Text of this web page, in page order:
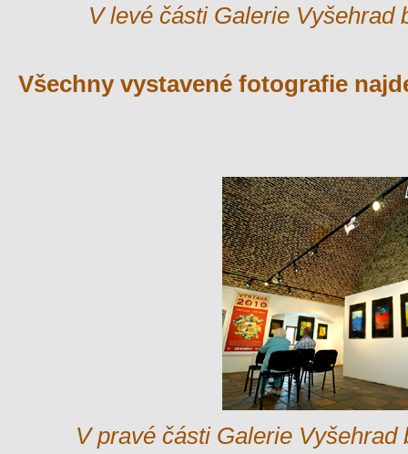
V levé části Galerie Vyšehrad
Všechny vystavené fotografie
V pravé části Galerie